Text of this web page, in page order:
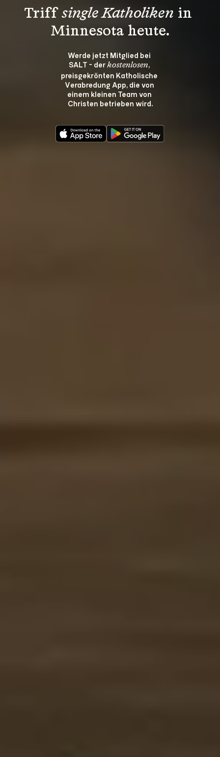
Triff single Katholiken in
Minnesota heute.
Werde jetzt Mitglied bei
SALT - der kostenlosen,
preisgekrönten Katholische
Verabredung App, die von
einem kleinen Team von
Christen betrieben wird.